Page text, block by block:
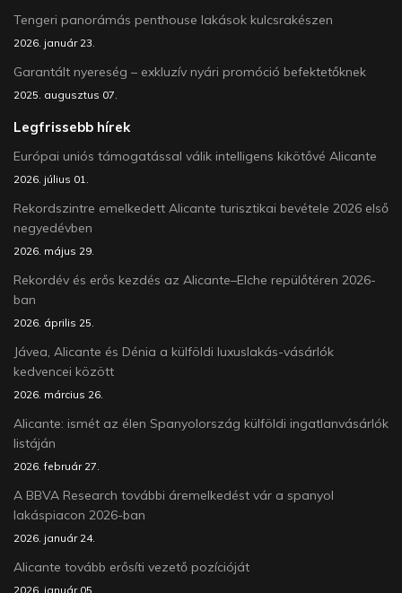
Tengeri panorámás penthouse lakások kulcsrakészen
2026. január 23.
Garantált nyereség – exkluzív nyári promóció befektetőknek
2025. augusztus 07.
Legfrissebb hírek
Európai uniós támogatással válik intelligens kikötővé Alicante
2026. július 01.
Rekordszintre emelkedett Alicante turisztikai bevétele 2026 első
negyedévben
2026. május 29.
Rekordév és erős kezdés az Alicante–Elche repülőtéren 2026-
ban
2026. április 25.
Jávea, Alicante és Dénia a külföldi luxuslakás-vásárlók
kedvencei között
2026. március 26.
Alicante: ismét az élen Spanyolország külföldi ingatlanvásárlók
listáján
2026. február 27.
A BBVA Research további áremelkedést vár a spanyol
lakáspiacon 2026-ban
2026. január 24.
Alicante tovább erősíti vezető pozícióját
2026. január 05.